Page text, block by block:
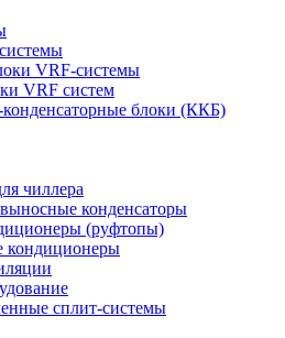
VRF-cистемы
VRF cистем
блоки (ККБ)
чиллера
конденсаторы
(руфтопы)
кондиционеры
сплит-системы